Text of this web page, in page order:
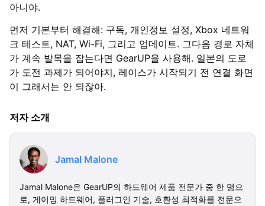
아니야.
먼저 기본부터 해결해: 구독, 개인정보 설정, Xbox 네트워
크 테스트, NAT, Wi-Fi, 그리고 업데이트. 그다음 경로 자체
가 계속 발목을 잡는다면 GearUP을 사용해. 일본의 도로
가 도전 과제가 되어야지, 레이스가 시작되기 전 연결 화면
이 그래서는 안 되잖아.
저자 소개
Jamal Malone
Jamal Malone은 GearUP의 하드웨어 제품 전문가 중 한 명으
로, 게이밍 하드웨어, 플러그인 기술, 호환성 최적화를 전문으